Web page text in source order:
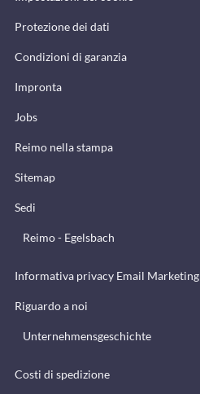
Protezione dei dati
Condizioni di garanzia
Impronta
Jobs
Reimo nella stampa
Sitemap
Sedi
Reimo - Egelsbach
Informativa privacy Email Marketing
Riguardo a noi
Unternehmensgeschichte
Costi di spedizione